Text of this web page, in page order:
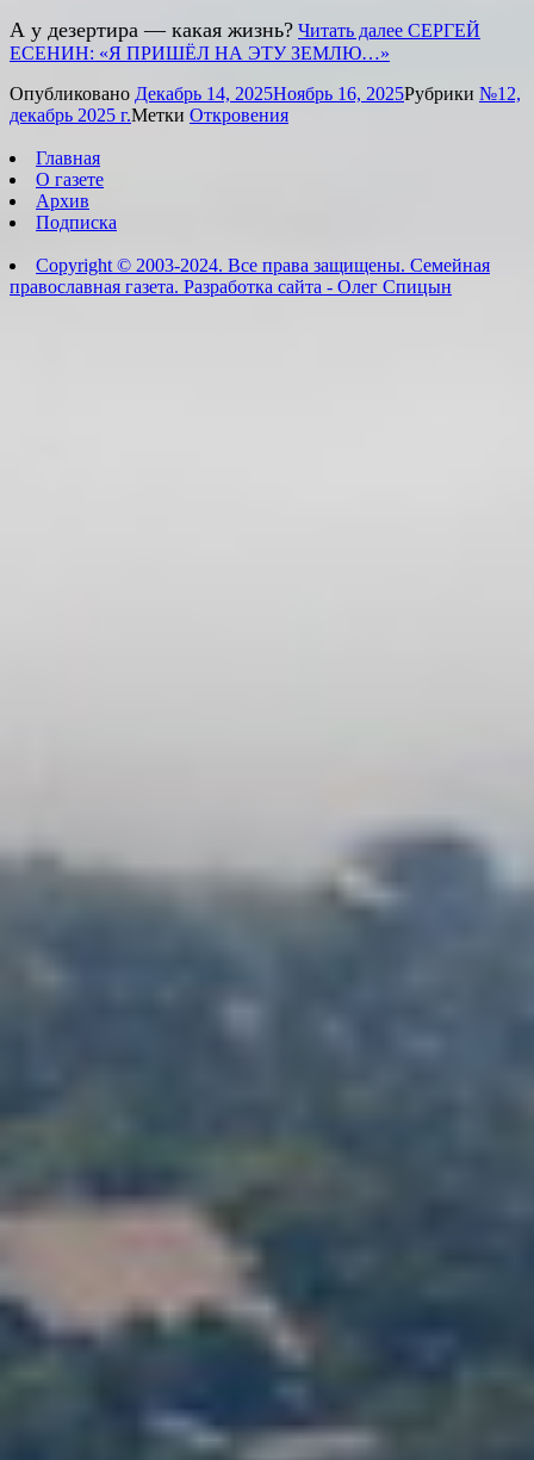
А у дезертира — какая жизнь? Читать далее СЕРГЕЙ
ЕСЕНИН: «Я ПРИШЁЛ НА ЭТУ ЗЕМЛЮ…»
Опубликовано Декабрь 14, 2025Ноябрь 16, 2025Рубрики №12,
декабрь 2025 г.Метки Откровения
Главная
О газете
Архив
Подписка
Copyright © 2003-2024. Все права защищены. Семейная
православная газета. Разработка сайта - Олег Спицын